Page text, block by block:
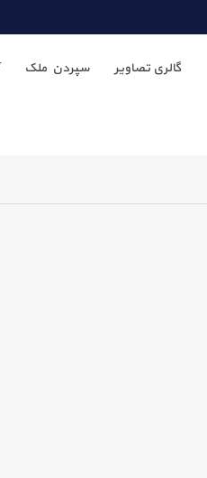
گالری تصاویر سپردن ملک